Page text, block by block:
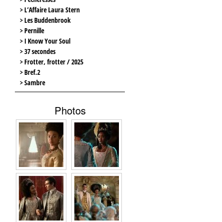
> L’Affaire Laura Stern
> Les Buddenbrook
> Pernille
> I Know Your Soul
> 37 secondes
> Frotter, frotter / 2025
> Bref.2
> Sambre
Photos